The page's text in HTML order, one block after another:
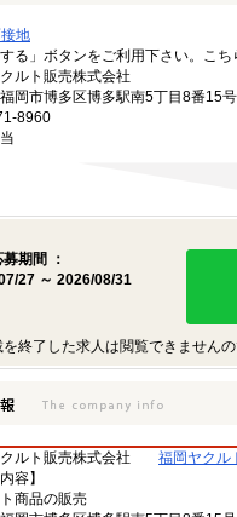
地
する」ボタンをご利用下さい。こ
ルト販売株式会社
岡市博多区博多駅南5丁目8番15号
8960
期間 ：
27 ～ 2026/08/31
終了した求人は閲覧できません
ルト販売株式会社
福岡ヤクル
容】
商品の販売